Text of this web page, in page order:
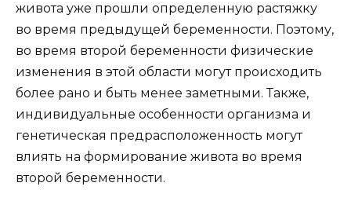
живота уже прошли определенную растяжку
во время предыдущей беременности. Поэтому,
во время второй беременности физические
изменения в этой области могут происходить
более рано и быть менее заметными. Также,
индивидуальные особенности организма и
генетическая предрасположенность могут
влиять на формирование живота во время
второй беременности.